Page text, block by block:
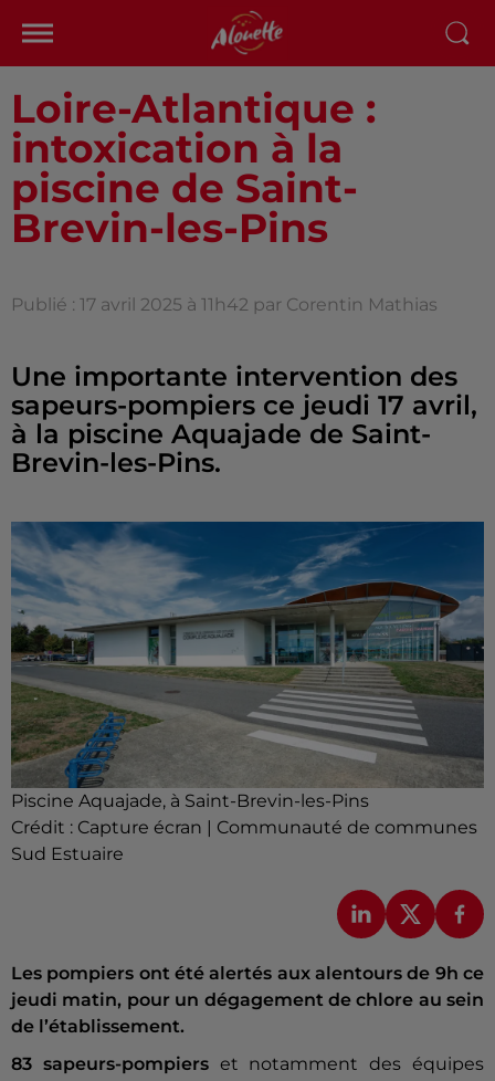
Loire-Atlantique :
intoxication à la
piscine de Saint-
Brevin-les-Pins
Publié : 17 avril 2025 à 11h42 par Corentin Mathias
Une importante intervention des
sapeurs-pompiers ce jeudi 17 avril,
à la piscine Aquajade de Saint-
Brevin-les-Pins.
Piscine Aquajade, à Saint-Brevin-les-Pins
Crédit : Capture écran | Communauté de communes
Sud Estuaire
Les pompiers ont été alertés aux alentours de 9h ce
jeudi matin, pour un dégagement de chlore au sein
de l’établissement.
83 sapeurs-pompierset notamment des équipes